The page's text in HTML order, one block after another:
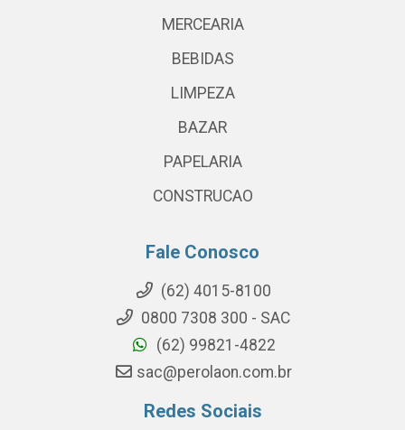
MERCEARIA
BEBIDAS
LIMPEZA
BAZAR
PAPELARIA
CONSTRUCAO
Fale Conosco
(62) 4015-8100
0800 7308 300 - SAC
(62) 99821-4822
sac@perolaon.com.br
Redes Sociais